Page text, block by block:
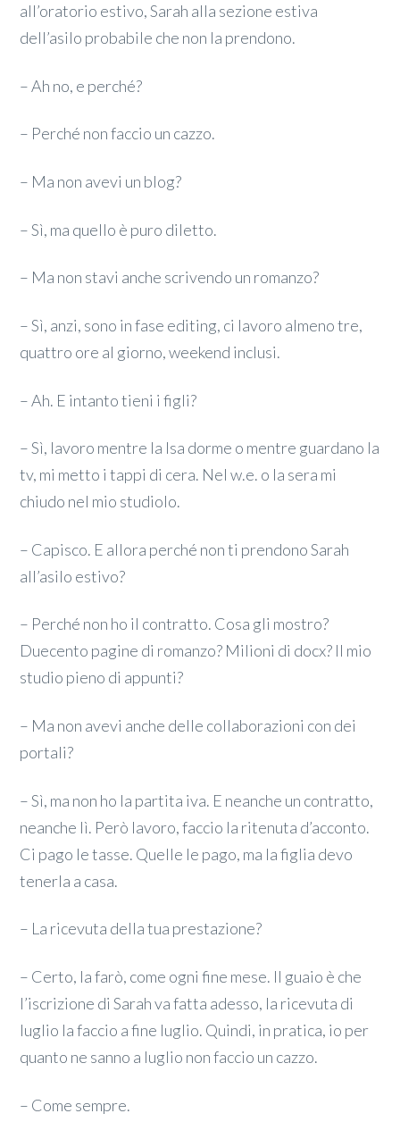
all’oratorio estivo, Sarah alla sezione estiva
dell’asilo probabile che non la prendono.
– Ah no, e perché?
– Perché non faccio un cazzo.
– Ma non avevi un blog?
– Sì, ma quello è puro diletto.
– Ma non stavi anche scrivendo un romanzo?
– Sì, anzi, sono in fase editing, ci lavoro almeno tre,
quattro ore al giorno, weekend inclusi.
– Ah. E intanto tieni i figli?
– Sì, lavoro mentre la Isa dorme o mentre guardano la
tv, mi metto i tappi di cera. Nel w.e. o la sera mi
chiudo nel mio studiolo.
– Capisco. E allora perché non ti prendono Sarah
all’asilo estivo?
– Perché non ho il contratto. Cosa gli mostro?
Duecento pagine di romanzo? Milioni di docx? Il mio
studio pieno di appunti?
– Ma non avevi anche delle collaborazioni con dei
portali?
– Sì, ma non ho la partita iva. E neanche un contratto,
neanche lì. Però lavoro, faccio la ritenuta d’acconto.
Ci pago le tasse. Quelle le pago, ma la figlia devo
tenerla a casa.
– La ricevuta della tua prestazione?
– Certo, la farò, come ogni fine mese. Il guaio è che
l’iscrizione di Sarah va fatta adesso, la ricevuta di
luglio la faccio a fine luglio. Quindi, in pratica, io per
quanto ne sanno a luglio non faccio un cazzo.
– Come sempre.